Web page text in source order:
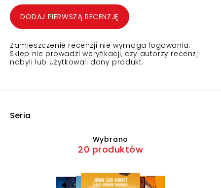
DODAJ PIERWSZĄ RECENZJĘ
Zamieszczenie recenzji nie wymaga logowania.
Sklep nie prowadzi weryfikacji, czy autorzy recenzji
nabyli lub użytkowali dany produkt.
Seria
Wybrano
20 produktów